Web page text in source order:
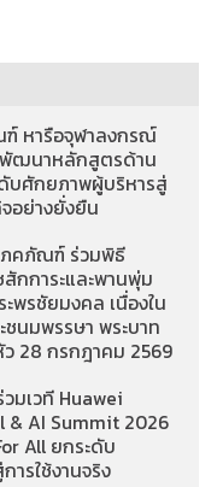
ฑ์ หารือจุฬาลงกรณ์
ฒนาหลักสูตรด้าน
บศักยภาพผู้บริหารสู่
อย่างยั่งยืน
ภคภัณฑ์ ร่วมพิธี
กการะและพานพุ่ม
พรชัยมงคล เนื่องใน
ชนมพรรษา พระบาท
ว 28 กรกฎาคม 2569
มเวที Huawei
& AI Summit 2026
All ยกระดับ
รใช้งานจริง